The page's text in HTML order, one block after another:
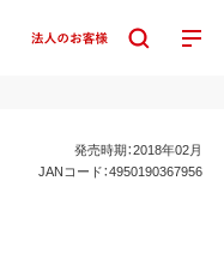
発売時期：2018年02月
JANコード：4950190367956